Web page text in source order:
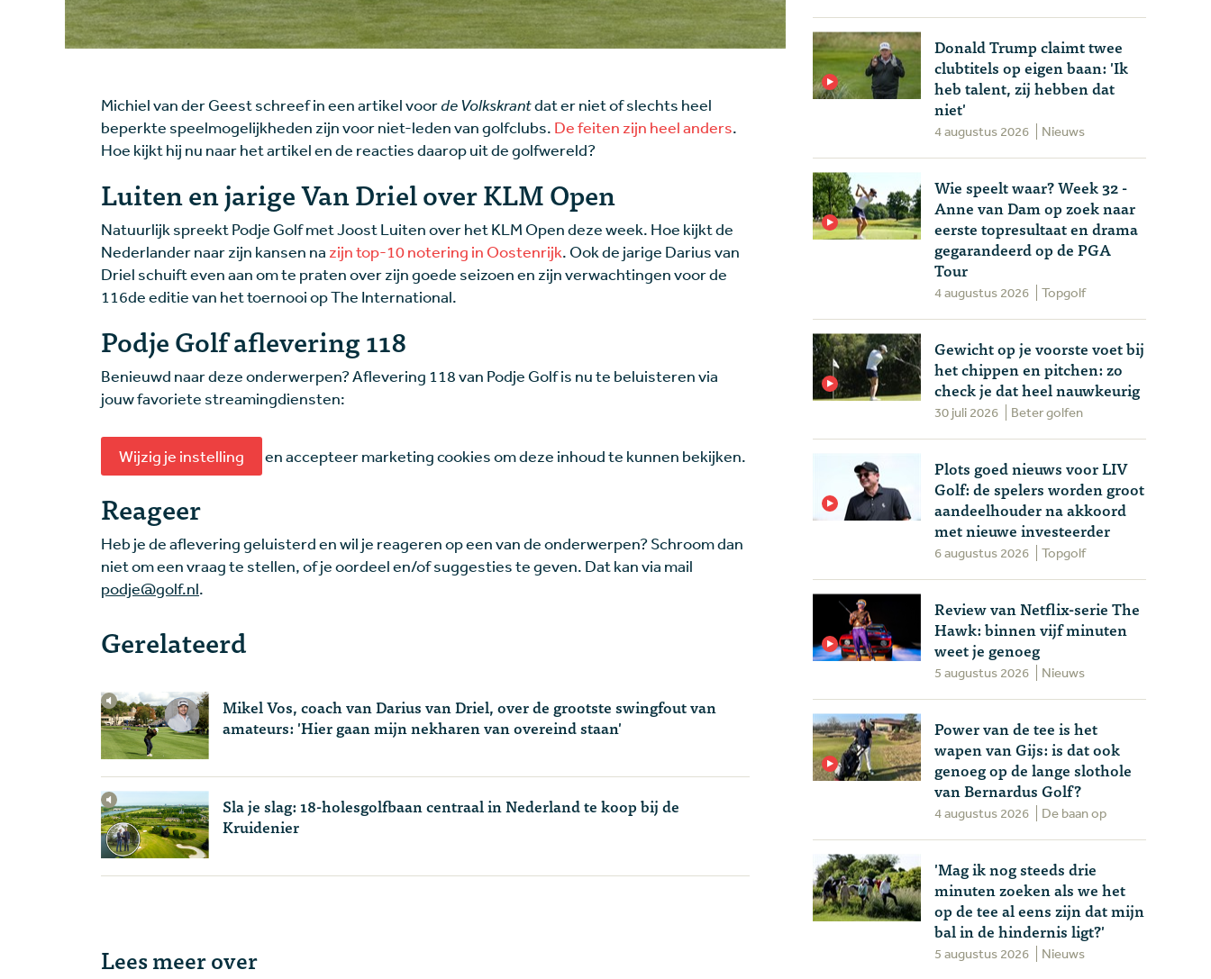
Michiel van der Geest schreef in een artikel voorde Volkskrantdat er niet of slechts heel
beperkte speelmogelijkheden zijn voor niet-leden van golfclubs. De feiten zijn heel anders.
Hoe kijkt hij nu naar het artikel en de reacties daarop uit de golfwereld?
Luiten en jarige Van Driel over KLM Open
Natuurlijk spreekt Podje Golf met Joost Luiten over het KLM Open deze week. Hoe kijkt de
Nederlander naar zijn kansen na zijn top-10 notering in Oostenrijk. Ook de jarige Darius van
Driel schuift even aan om te praten over zijn goede seizoen en zijn verwachtingen voor de
116de editie van het toernooi op The International.
Podje Golf aflevering 118
Benieuwd naar deze onderwerpen? Aflevering 118 van Podje Golf is nu te beluisteren via
jouw favoriete streamingdiensten:
Wijzig je instelling en accepteer marketing cookies om deze inhoud te kunnen bekijken.
Reageer
Heb je de aflevering geluisterd en wil je reageren op een van de onderwerpen? Schroom dan
niet om een vraag te stellen, of je oordeel en/of suggesties te geven. Dat kan via mail
podje@golf.nl.
Gerelateerd
Mikel Vos, coach van Darius van Driel, over de grootste swingfout van
amateurs: 'Hier gaan mijn nekharen van overeind staan'
Sla je slag: 18-holesgolfbaan centraal in Nederland te koop bij de
Kruidenier
Lees meer over
Donald Trump claimt twee
clubtitels op eigen baan: 'Ik
heb talent, zij hebben dat
niet'
4 augustus 2026 Nieuws
Wie speelt waar? Week 32 -
Anne van Dam op zoek naar
eerste topresultaat en drama
gegarandeerd op de PGA
Tour
4 augustus 2026 Topgolf
Gewicht op je voorste voet bij
het chippen en pitchen: zo
check je dat heel nauwkeurig
30 juli 2026 Beter golfen
Plots goed nieuws voor LIV
Golf: de spelers worden groot
aandeelhouder na akkoord
met nieuwe investeerder
6 augustus 2026 Topgolf
Review van Netflix-serie The
Hawk: binnen vijf minuten
weet je genoeg
5 augustus 2026 Nieuws
Power van de tee is het
wapen van Gijs: is dat ook
genoeg op de lange slothole
van Bernardus Golf?
4 augustus 2026 De baan op
'Mag ik nog steeds drie
minuten zoeken als we het
op de tee al eens zijn dat mijn
bal in de hindernis ligt?'
5 augustus 2026 Nieuws